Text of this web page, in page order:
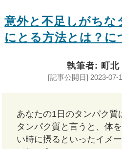
意外と不足しがちな
にとる方法とは？に
執筆者: 町
[記事公開日] 2023-
あなたの1日のタンパク質
タンパク質と言うと、体
い時に摂るといったイメ